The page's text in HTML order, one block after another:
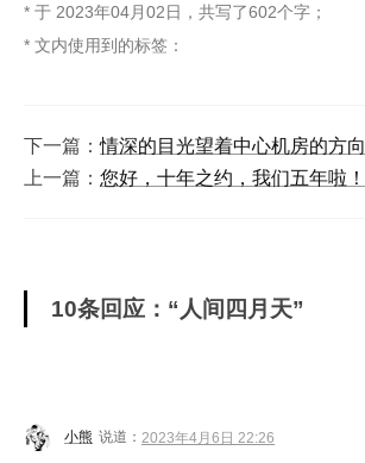
* 于 2023年04月02日 ， 共写了602个字 ；
* 文内使用到的标签：
下一篇：情深的目光望着中心机房的方向
上一篇： 您好，十年之约，我们五年啦！
10条回应：“人间四月天”
小熊 说道： 2023年4月6日 22:26